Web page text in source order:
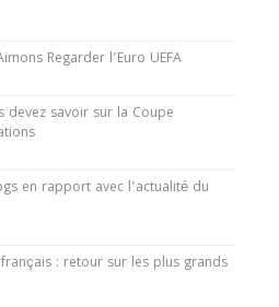
Regarder l’Euro UEFA
devez savoir sur la Coupe
en rapport avec l’actualité du
: retour sur les plus grands